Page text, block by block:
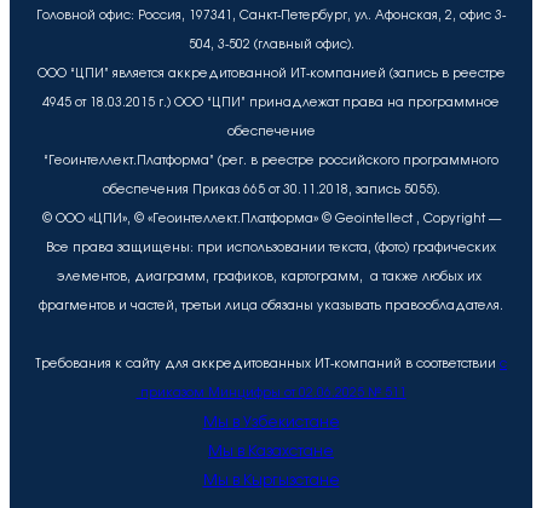
Головной офис: Россия, 197341, Санкт-Петербург, ул. Афонская, 2, офис 3-
504, 3-502 (главный офис).
ООО “ЦПИ” является аккредитованной ИТ-компанией (запись в реестре
4945 от 18.03.2015 г.) ООО “ЦПИ” принадлежат права на программное
обеспечение
“Геоинтеллект.Платформа” (рег. в реестре российского программного
обеспечения Приказ 665 от 30.11.2018, запись 5055).
© ООО «ЦПИ», © «Геоинтеллект.Платформа» © Geointellect , Copyright —
Все права защищены: при использовании текста, (фото) графических
элементов, диаграмм, графиков, картограмм, а также любых их
фрагментов и частей, третьи лица обязаны указывать правообладателя.
Требования к сайту для аккредитованных ИТ-компаний в соответствии с
приказом Минцифры от 02.06.2025 № 511
Мы в Узбекистане
Мы в Казахстане
Мы в Кыргызстане